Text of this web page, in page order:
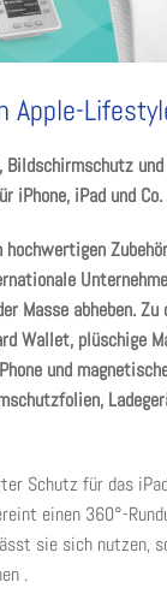
Apple-
Bildschirmschutz
iPhone, iPad und Co.
Masse abheben.
Wallet, plüschige
und
Schutz für das
einen 360°-
sie sich nutzen,
.